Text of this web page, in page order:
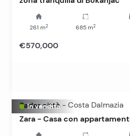
261 m2 685m2
€570,000
In vendita
Zadar città - Costa Dalmazia
Zara - Casa con